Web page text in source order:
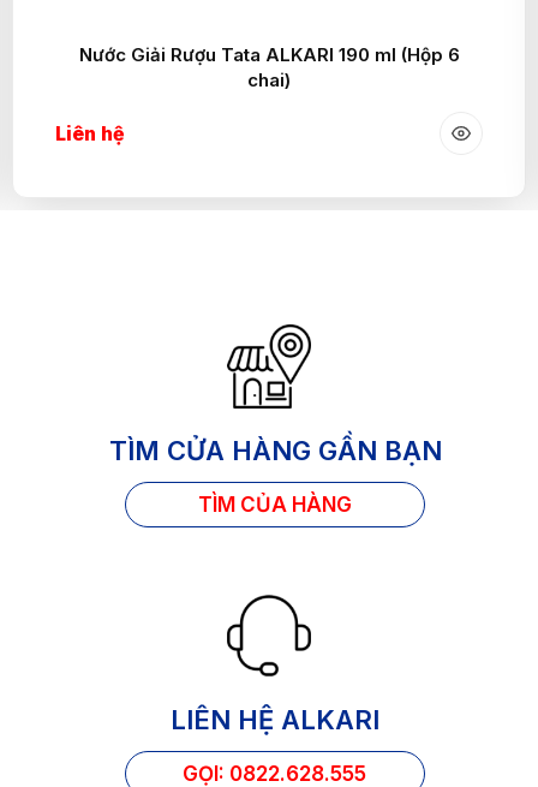
Nước Giải Rượu Tata ALKARI 190 ml (Hộp 6
chai)
Liên hệ
TÌM CỬA HÀNG GẦN BẠN
TÌM CỦA HÀNG
LIÊN HỆ ALKARI
GỌI: 0822.628.555